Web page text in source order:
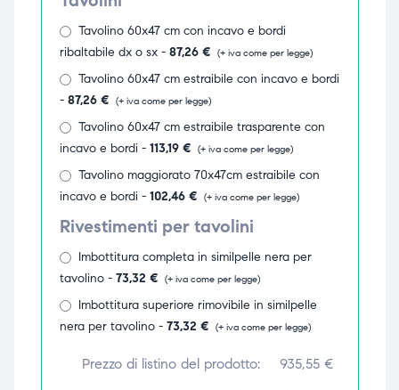
Tavolino 60x47 cm con incavo e bordi
ribaltabile dx o sx - 87,26 € (+ iva come per legge)
Tavolino 60x47 cm estraibile con incavo e bordi
- 87,26 € (+ iva come per legge)
Tavolino 60x47 cm estraibile trasparente con
incavo e bordi - 113,19 € (+ iva come per legge)
Tavolino maggiorato 70x47cm estraibile con
incavo e bordi - 102,46 € (+ iva come per legge)
Rivestimenti per tavolini
Imbottitura completa in similpelle nera per
tavolino - 73,32 € (+ iva come per legge)
Imbottitura superiore rimovibile in similpelle
nera per tavolino - 73,32 € (+ iva come per legge)
Prezzo di listino del prodotto: 935,55 €